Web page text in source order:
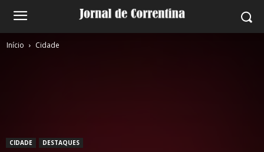
Início Cidade
CIDADE DESTAQUES